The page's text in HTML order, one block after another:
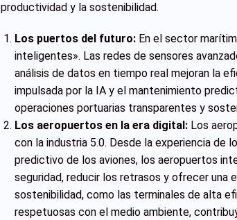
productividad y la sostenibilidad.
Los puertos del futuro:En el sector
inteligentes». Las redes de sensores
análisis de datos en tiempo real mejoran la
impulsada por la IA y el mantenimiento
operaciones portuarias transparentes y
Los aeropuertos en la era digital:Los
con la industria 5.0. Desde la experiencia de
predictivo de los aviones, los aeropuertos
seguridad, reducir los retrasos y ofrecer una
sostenibilidad, como las terminales de alta
respetuosas con el medio ambiente,